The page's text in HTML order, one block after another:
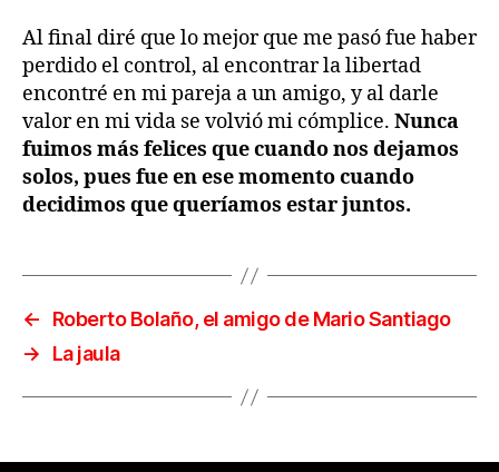
Al final diré que lo mejor que me pasó fue haber
perdido el control, al encontrar la libertad
encontré en mi pareja a un amigo, y al darle
valor en mi vida se volvió mi cómplice. Nunca
fuimos más felices que cuando nos dejamos
solos, pues fue en ese momento cuando
decidimos que queríamos estar juntos.
←
Roberto Bolaño, el amigo de Mario Santiago
→
La jaula